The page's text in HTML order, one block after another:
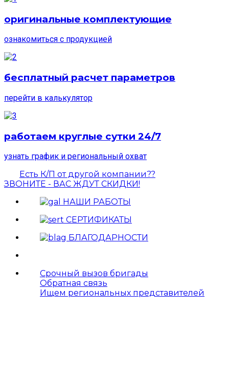
оригинальные комплектующие
ознакомиться с продукцией
бесплатный расчет параметров
перейти в калькулятор
работаем круглые сутки 24/7
узнать график и региональный охват
Есть К/П от другой компании??
ЗВОНИТЕ - ВАС ЖДУТ СКИДКИ!
НАШИ РАБОТЫ
СЕРТИФИКАТЫ
БЛАГОДАРНОСТИ
Срочный вызов бригады
Обратная связь
Ищем региональных представителей